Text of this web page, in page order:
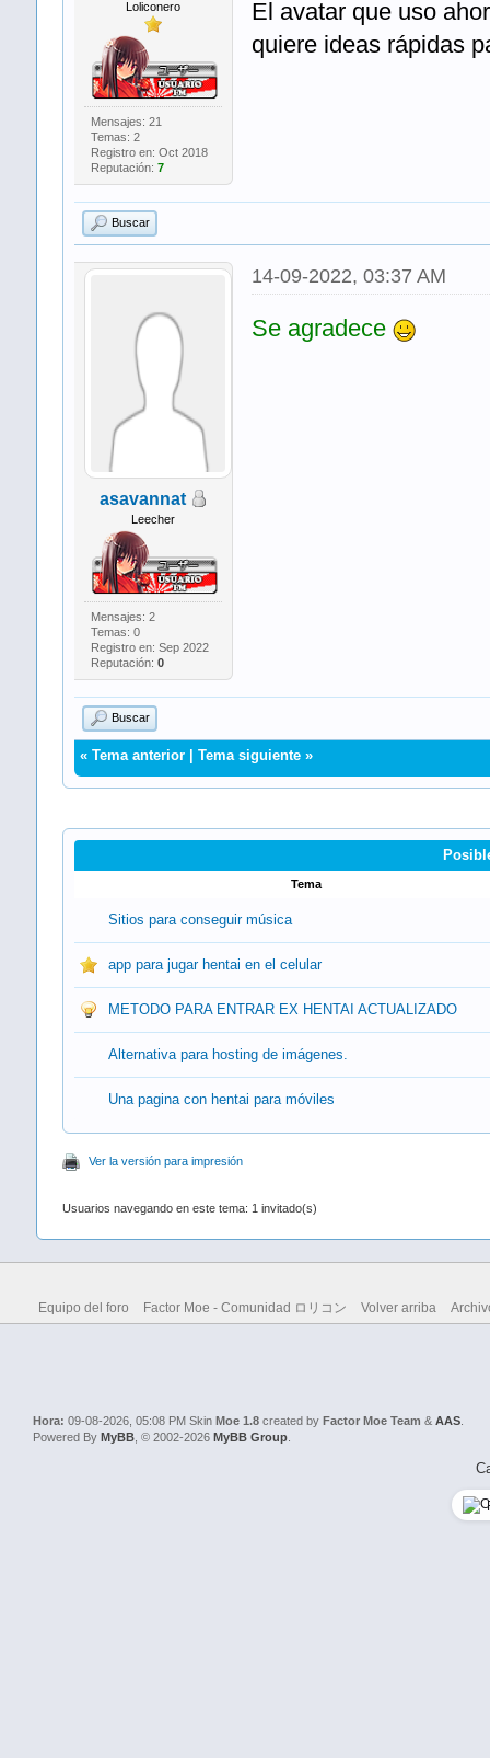
Loliconero
Mensajes: 21
Temas: 2
Registro en: Oct 2018
Reputación: 7
El avatar que uso
quiere ideas rápidas
Buscar
asavannat
Leecher
Mensajes: 2
Temas: 0
Registro en: Sep 2022
Reputación: 0
14-09-2022, 03:37 AM
Se agradece
Buscar
«Tema anterior |Tema siguiente »
Tema
Sitios para conseguir música
app para jugar hentai en el celular
METODO PARA ENTRAR EX HENTAI ACTUALIZADO
Alternativa para hosting de imágenes.
Una pagina con hentai para móviles
Ver la versión para impresión
Usuarios navegando en este tema: 1 invitado(s)
Equipo del foro Factor Moe - Comunidad ロリコン Volver arriba
Hora: 09-08-2026, 05:08 PMSkin Moe 1.8 created by Factor Moe Team &AAS
Powered By MyBB , © 2002-2026 MyBB Group